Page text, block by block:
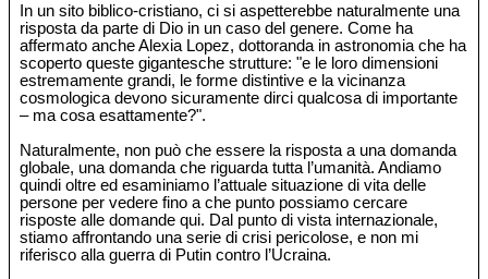
In un sito biblico-cristiano, ci si aspetterebbe naturalmente una
risposta da parte di Dio in un caso del genere. Come ha
affermato anche Alexia Lopez, dottoranda in astronomia che ha
scoperto queste gigantesche strutture: "e le loro dimensioni
estremamente grandi, le forme distintive e la vicinanza
cosmologica devono sicuramente dirci qualcosa di importante
– ma cosa esattamente?".
Naturalmente, non può che essere la risposta a una domanda
globale, una domanda che riguarda tutta l’umanità. Andiamo
quindi oltre ed esaminiamo l’attuale situazione di vita delle
persone per vedere fino a che punto possiamo cercare
risposte alle domande qui. Dal punto di vista internazionale,
stiamo affrontando una serie di crisi pericolose, e non mi
riferisco alla guerra di Putin contro l’Ucraina.